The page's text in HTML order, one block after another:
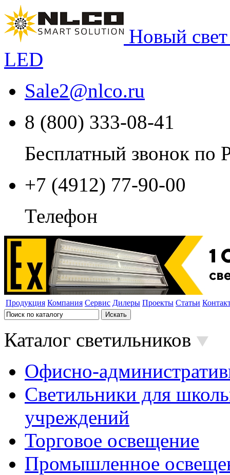
Новый
LED
Sale2@nlco.ru
8 (800) 333-08-41
Бесплатный звонок по
+7 (4912) 77-90-00
Телефон
Продукция Компания Сервис Дилеры Проекты Статьи
Каталог светильников
Офисно-
Светильники для
учреждений
Торговое освещение
Промышленное